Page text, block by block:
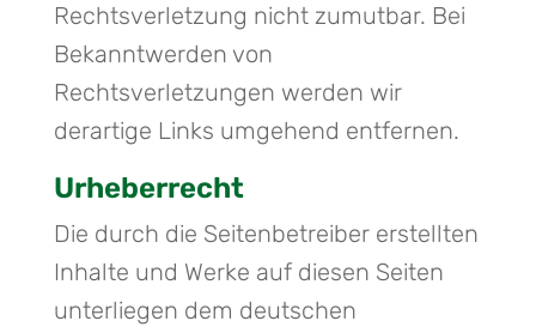
Rechtsverletzung nicht zumutbar. Bei
Bekanntwerden von
Rechtsverletzungen werden wir
derartige Links umgehend entfernen.
Urheberrecht
Die durch die Seitenbetreiber erstellten
Inhalte und Werke auf diesen Seiten
unterliegen dem deutschen